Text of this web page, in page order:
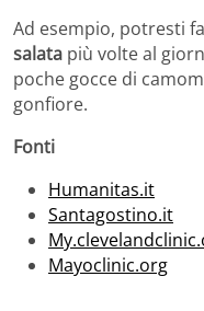
Ad esempio, potresti
salata più volte al
poche gocce di
gonfiore.
Fonti
Humanitas.it
Santagostino.it
Mayoclinic.org